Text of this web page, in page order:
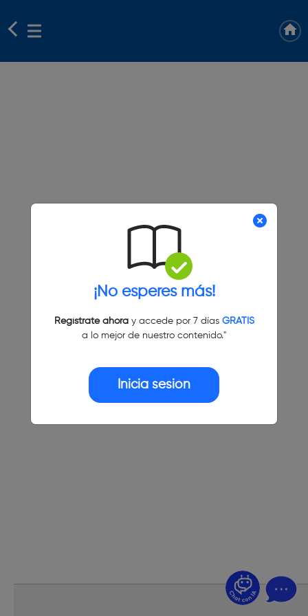
¡No esperes más!
Regístrate ahoray accede por 7 días GRATIS
a lo mejor de nuestro contenido."
Inicia sesión